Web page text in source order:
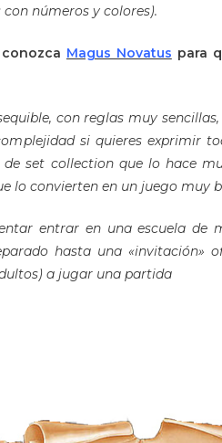
números y colores).
Magus Novatus para
con reglas muy
si quieres exprimir
set collection que lo hace
lo convierten en un juego muy
entrar en una escuela de
hasta una «invitación»
a jugar una partida